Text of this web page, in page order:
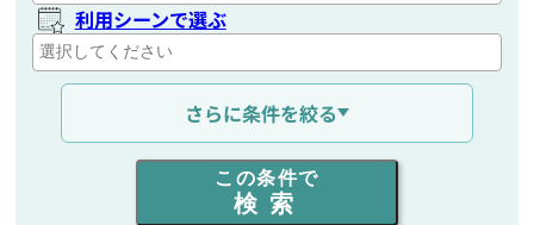
利用シーンで選ぶ
通信距離を選ぶ
出力を選ぶ
同時通話人数を選ぶ
さらに条件を絞る
この条件で
検索